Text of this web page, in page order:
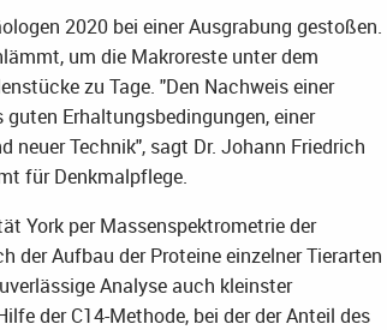
2020 bei einer Ausgrabung gestoßen.
um die Makroreste unter dem
zu Tage. "Den Nachweis einer
Erhaltungsbedingungen, einer
neuer Technik", sagt Dr. Johann Friedrich
für Denkmalpflege.
York per Massenspektrometrie der
der Aufbau der Proteine einzelner Tierarten
Analyse auch kleinster
der C14-Methode, bei der der Anteil des